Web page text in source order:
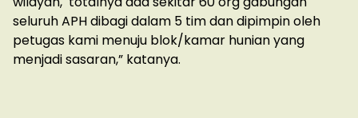
seluruh APH dibagi dalam 5 tim dan dipimpin oleh
petugas kami menuju blok/kamar hunian yang
menjadi sasaran,” katanya.